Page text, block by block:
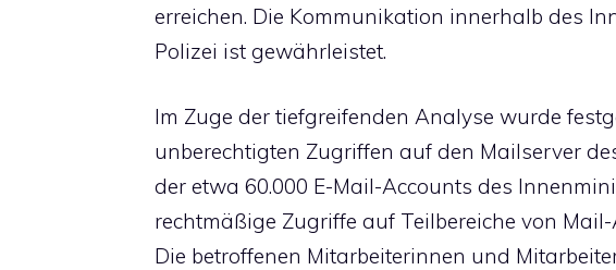
erreichen. Die Kommunikation innerhalb des
Polizei ist gewährleistet.
Im Zuge der tiefgreifenden Analyse wurde
unberechtigten Zugriffen auf den Mailserver
der etwa 60.000 E-Mail-Accounts des
rechtmäßige Zugriffe auf Teilbereiche von
Die betroffenen Mitarbeiterinnen und